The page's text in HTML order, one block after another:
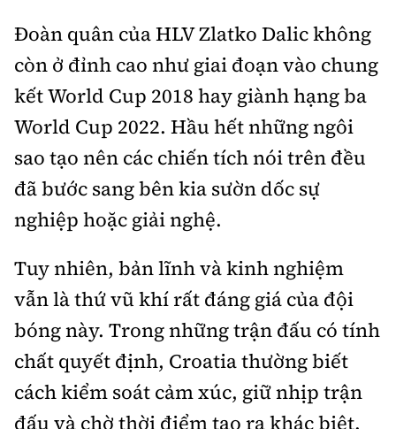
Email:
bandoc@baoxaydung.vn
Cấm sao chép dưới mọi hình thức nếu không có sự
chấp thuận bằng văn bản.
Thông tin tòa
Đoàn quân của HLV Zlatko Dalic không
còn ở đỉnh cao như giai đoạn vào chung
kết World Cup 2018 hay giành hạng ba
World Cup 2022. Hầu hết những ngôi
sao tạo nên các chiến tích nói trên đều
đã bước sang bên kia sườn dốc sự
nghiệp hoặc giải nghệ.
Tuy nhiên, bản lĩnh và kinh nghiệm
vẫn là thứ vũ khí rất đáng giá của đội
bóng này. Trong những trận đấu có tính
chất quyết định, Croatia thường biết
cách kiểm soát cảm xúc, giữ nhịp trận
đấu và chờ thời điểm tạo ra khác biệt.